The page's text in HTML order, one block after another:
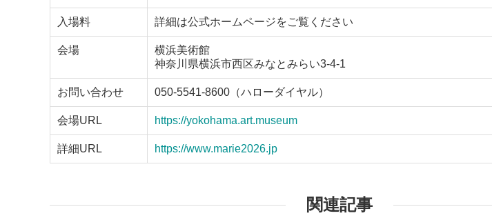
入場料 詳細は公式ホームページをご覧ください
会場
横浜美術館
神奈川県横浜市西区みなとみらい3-4-1
お問い合わせ 050-5541-8600（ハローダイヤル）
会場URL https://yokohama.art.museum
詳細URL https://www.marie2026.jp
関連記事